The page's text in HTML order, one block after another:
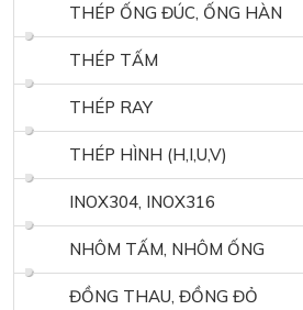
THÉP ỐNG ĐÚC, ỐNG HÀN
THÉP TẤM
THÉP RAY
THÉP HÌNH (H,I,U,V)
INOX304, INOX316
NHÔM TẤM, NHÔM ỐNG
ĐỒNG THAU, ĐỒNG ĐỎ